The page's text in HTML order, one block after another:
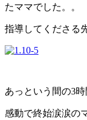
たママでした。。
指導してくださる
あっという間の3
感動で終始涙涙の